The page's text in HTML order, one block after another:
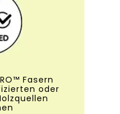
Fasern
oder